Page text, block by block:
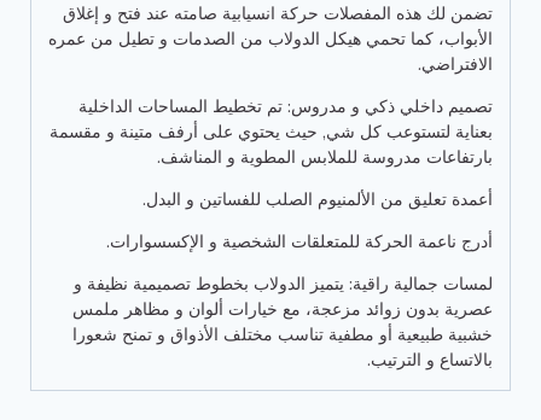
تضمن لك هذه المفصلات حركة انسيابية صامته عند فتح و إغلاق
الأبواب، كما تحمي هيكل الدولاب من الصدمات و تطيل من عمره
الافتراضي.
تصميم داخلي ذكي و مدروس: تم تخطيط المساحات الداخلية
بعناية لتستوعب كل شي, حيث يحتوي على أرفف متينة و مقسمة
بارتفاعات مدروسة للملابس المطوية و المناشف.
أعمدة تعليق من الألمنيوم الصلب للفساتين و البدل.
أدرج ناعمة الحركة للمتعلقات الشخصية و الإكسسوارات.
لمسات جمالية راقية: يتميز الدولاب بخطوط تصميمية نظيفة و
عصرية بدون زوائد مزعجة، مع خيارات ألوان و مظاهر ملمس
خشبية طبيعية أو مطفية تناسب مختلف الأذواق و تمنح شعورا
بالاتساع و الترتيب.